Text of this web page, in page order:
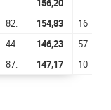
156,20
82. 154,83
16
44. 146,23
57
87. 147,17 10